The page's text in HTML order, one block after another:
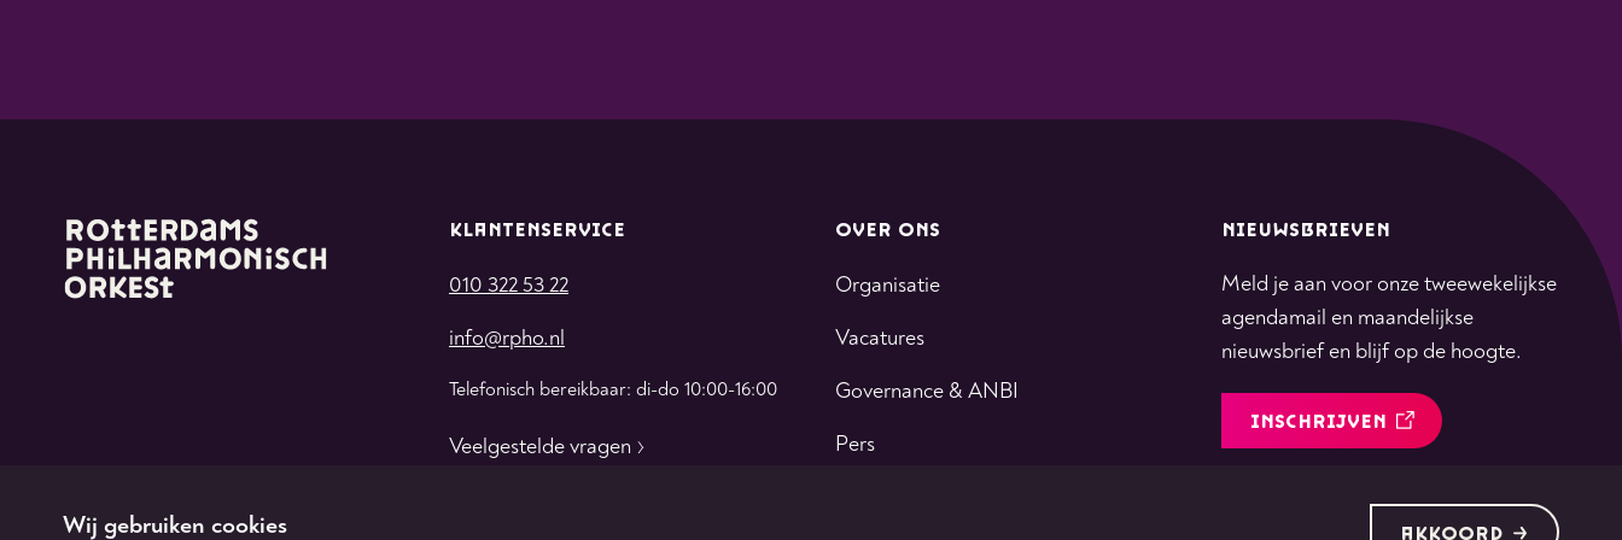
KLANTENSERVICE
010 322 53 22
info@rpho.nl
Telefonisch bereikbaar: di-do 10:00-16:00
Veelgestelde vragen
OVER ONS
Organisatie
Vacatures
Governance & ANBI
Pers
NIEUWSBRIEVEN
Meld je aan voor onze tweewekelijkse
agendamail en maandelijkse
nieuwsbrief en blijf op de hoogte.
INSCHRIJVEN
Volg
Volg
Volg
Wij gebruiken cookies AKKOORD